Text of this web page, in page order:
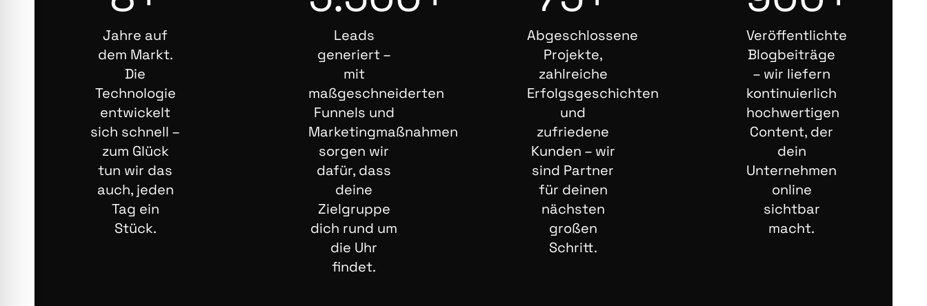
Jahre auf
dem Markt.
Die
Technologie
entwickelt
sich schnell –
zum Glück
tun wir das
auch, jeden
Tag ein
Stück.
Leads
generiert –
mit
maßgeschneiderten
Funnels und
Marketingmaßnahmen
sorgen wir
dafür, dass
deine
Zielgruppe
dich rund um
die Uhr
findet.
Abgeschlossene
Projekte,
zahlreiche
Erfolgsgeschichten
und
zufriedene
Kunden – wir
sind Partner
für deinen
nächsten
großen
Schritt.
Veröffentlichte
Blogbeiträge
– wir liefern
kontinuierlich
hochwertigen
Content, der
dein
Unternehmen
online
sichtbar
macht.